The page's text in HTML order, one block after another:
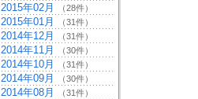
2015年02月 （28件）
2015年01月 （31件）
2014年12月 （31件）
2014年11月 （30件）
2014年10月 （31件）
2014年09月 （30件）
2014年08月 （31件）